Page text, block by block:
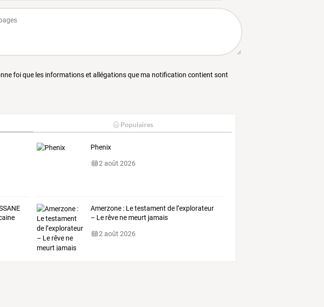
foi que les informations et allégations que ma notification contient sont
Populaires
Phenix
2 août 2026
Amerzone : Le testament de l’explorateur
– Le rêve ne meurt jamais
2 août 2026